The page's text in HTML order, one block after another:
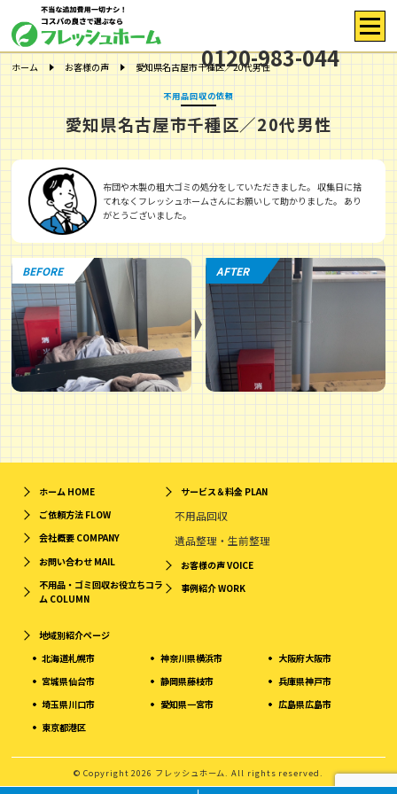
0120-983-044
ホーム お客様の声 愛知県名古屋市千種区／20代男性
不用品回収の依頼
愛知県名古屋市千種区／20代男性
布団や木製の粗大ゴミの処分をしていただきました。 収集日に捨
てれなくフレッシュホームさんにお願いして助かりました。 あり
がとうございました。
BEFORE AFTER
ホーム HOME
ご依頼方法 FLOW
会社概要 COMPANY
お問い合わせ MAIL
不用品・ゴミ回収お役立ちコラ
ム COLUMN
サービス＆料金 PLAN
不用品回収
遺品整理・生前整理
お客様の声VOICE
事例紹介WORK
地域別紹介ページ
北海道札幌市
宮城県仙台市
埼玉県川口市
東京都港区
神奈川県横浜市
静岡県藤枝市
愛知県一宮市
大阪府大阪市
兵庫県神戸市
広島県広島市
© Copyright 2026 フレッシュホーム. All rights reserved.